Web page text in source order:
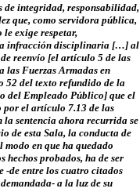
integridad, responsabilidad,
que, como servidora pública,
exige respetar,
infracción disciplinaria […] al
reenvío [el artículo 5 de las
las Fuerzas Armadas en
52 del texto refundido de la
del Empleado Público] que el
por el artículo 7.13 de las
la sentencia ahora recurrida se
de esta Sala, la conducta de
modo en que ha quedado
hechos probados, ha de ser
-de entre los cuatro citados
a la luz de su